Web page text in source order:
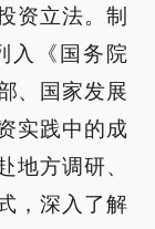
资立法。制
入《国务院
、国家发展
实践中的成
地方调研、
，深入了解